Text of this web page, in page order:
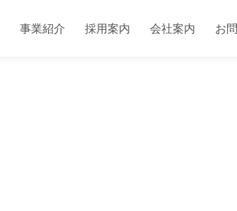
事業紹介 採用案内 会社案内 お